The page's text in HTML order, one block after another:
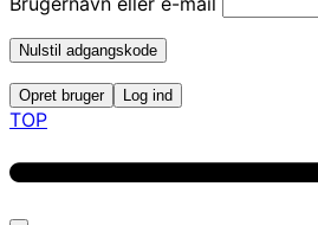
Nulstil adgangskode
Opret bruger Log ind
TOP